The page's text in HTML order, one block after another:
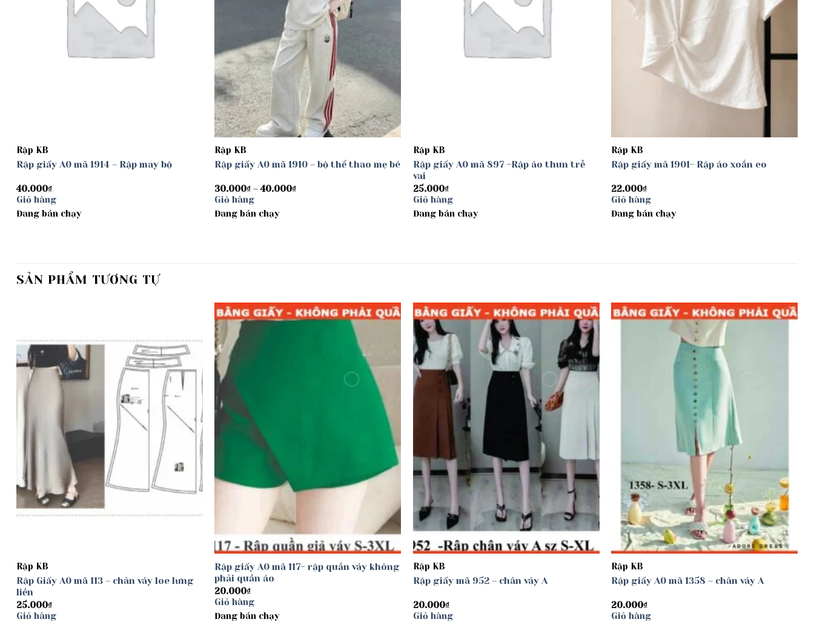
Rập KB
Rập giấy A0 mã 1914 – Rập may bộ
40.000₫
Giỏ hàng
Đang bán chạy
Rập KB
Rập giấy A0 mã 1910 – bộ thể thao mẹ bé
30.000₫ – 40.000₫Khoảng
Giỏ hàng
Đang bán chạy
Rập KB
Rập giấy A0 mã 897 -Rập áo thun trễ
vai
25.000₫
Giỏ hàng
Đang bán chạy
Rập KB
Rập giấy mã 1901- Rập áo xoắn eo
22.000₫
Giỏ hàng
Đang bán chạy
SẢN PHẨM TƯƠNG TỰ
wishlist
Rập KB
Rập Giấy A0 mã 113 – chân váy loe lưng
liền
25.000₫
Giỏ hàng
Rập giấy A0 mã 117- rập quần váy không
phải quần áo
20.000₫
Giỏ hàng
Đang bán chạy
Add to
wishlist
Rập KB
Rập giấy mã 952 – chân váy A
20.000₫
Giỏ hàng
Rập KB
Rập giấy A0 mã 1358 – chân váy A
20.000₫
Giỏ hàng